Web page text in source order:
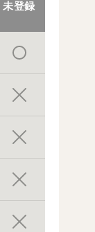
未登録